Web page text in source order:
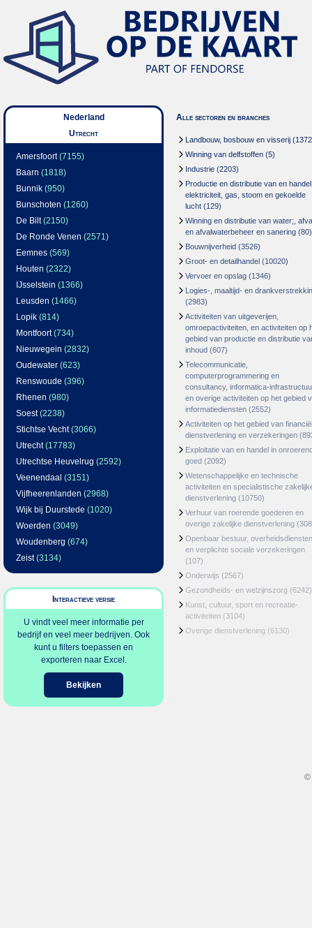
Nederland
Utrecht
Amersfoort(7155)
Baarn (1818)
Bunnik (950)
Bunschoten (1260)
De Bilt(2150)
De Ronde Venen (2571)
Eemnes (569)
Houten (2322)
IJsselstein (1366)
Leusden (1466)
Lopik (814)
Montfoort(734)
Nieuwegein (2832)
Oudewater (623)
Renswoude (396)
Rhenen (980)
Soest(2238)
Stichtse Vecht(3066)
Utrecht(17783)
Utrechtse Heuvelrug (2592)
Veenendaal (3151)
Vijfheerenlanden (2968)
Wijk bij Duurstede (1020)
Woerden (3049)
Woudenberg (674)
Zeist(3134)
Interactieve versie
U vindt veel meer informatie per
bedrijf en veel meer bedrijven. Ook
kunt u filters toepassen en
exporteren naar Excel.
Bekijken
Alle sectoren en branches
Landbouw, bosbouw en visserij
Winning van delfstoffen (5)
Industrie (2203)
Productie en distributie van en
elektriciteit, gas, stoom en gekoelde
lucht (129)
Winning en distributie van water;,
en afvalwaterbeheer en sanering (80)
Bouwnijverheid (3526)
Groot- en detailhandel (10020)
Vervoer en opslag (1346)
Logies-, maaltijd- en
(2983)
Activiteiten van uitgeverijen,
omroepactiviteiten, en activiteiten op
gebied van productie en distributie
inhoud (607)
Telecommunicatie,
computerprogrammering en
consultancy, informatica-
en overige activiteiten op het gebied
informatiediensten (2552)
Activiteiten op het gebied van
dienstverlening en verzekeringen
Exploitatie van en handel in
goed (2092)
Wetenschappelijke en technische
activiteiten en specialistische
dienstverlening (10750)
Verhuur van roerende goederen en
overige zakelijke dienstverlening
Openbaar bestuur, overheidsdiensten
en verplichte sociale verzekeringen
(107)
Onderwijs (2567)
Gezondheids- en welzijnszorg (6242)
Kunst, cultuur, sport en recreatie-
activiteiten (3104)
Overige dienstverlening (6130)
©